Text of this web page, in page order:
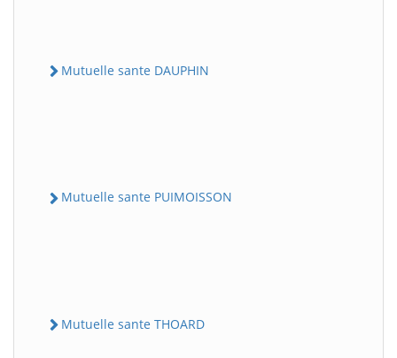
Mutuelle sante DAUPHIN
Mutuelle sante PUIMOISSON
Mutuelle sante THOARD